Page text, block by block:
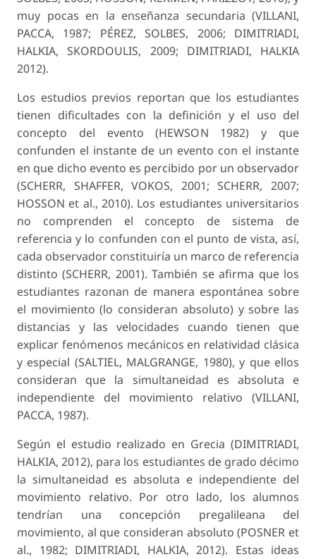
muy pocas en la enseñanza se­cundaria (VILLANI,
PACCA, 1987; PÉREZ, SOLBES, 2006; DIMITRIADI,
HALKIA, SKORDOULIS, 2009; DIMITRIADI, HALKIA
2012).
Los estudios previos reportan que los estudian­tes
tienen dificultades con la definición y el uso del
concepto del evento (HEWSON 1982) y que
confunden el instante de un evento con el instante
en que dicho evento es percibido por un observa­dor
(SCHERR, SHAFFER, VOKOS, 2001; SCHERR, 2007;
HOSSON et al., 2010). Los estudiantes uni­versitarios
no comprenden el concepto de sistema de
referencia y lo confunden con el punto de vista, así,
cada observador constituiría un marco de refe­rencia
distinto (SCHERR, 2001). También se afirma que los
estudiantes razonan de manera espontánea sobre
el movimiento (lo consideran absoluto) y sobre las
distancias y las velocidades cuando tienen que
explicar fenómenos mecánicos en relatividad clásica
y especial (SALTIEL, MALGRANGE, 1980), y que ellos
consideran que la simultaneidad es absoluta e
independiente del movimiento relativo (VILLANI,
PACCA, 1987).
Según el estudio realizado en Grecia (DIMITRIA­DI,
HALKIA, 2012), para los estudiantes de grado décimo
la simultaneidad es absoluta e indepen­diente del
movimiento relativo. Por otro lado, los alumnos
tendrían una concepción pregalileana del
movimiento, al que consideran absoluto (POSNER et
al., 1982; DIMITRIADI, HALKIA, 2012). Estas ideas